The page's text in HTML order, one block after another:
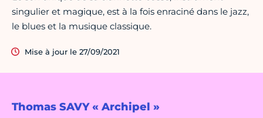
Thomas SAVY « Archipel »
singulier et magique, est à la fois enraciné dans le jazz,
le blues et la musique classique.
Mise à jour le 27/09/2021